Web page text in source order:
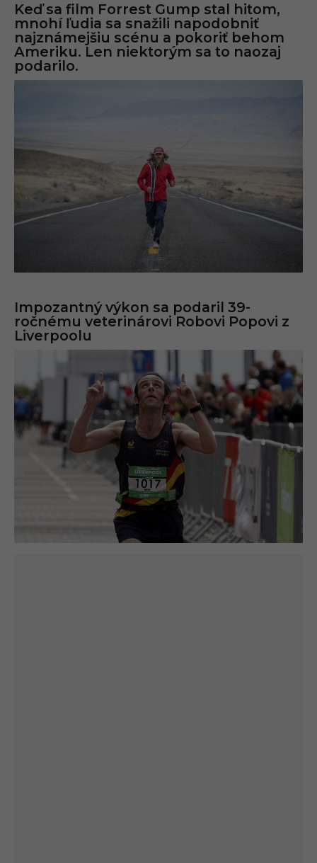
Keď sa film Forrest Gump stal hitom,
mnohí ľudia sa snažili napodobniť
najznámejšiu scénu a pokoriť behom
Ameriku. Len niektorým sa to naozaj
podarilo.
Impozantný výkon sa podaril 39-
ročnému veterinárovi Robovi Popovi z
Liverpoolu